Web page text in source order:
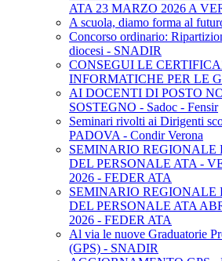
ATA 23 MARZO 2026 A
A scuola, diamo forma al
Concorso ordinario:
diocesi - SNADIR
CONSEGUI LE
INFORMATICHE PER LE
AI DOCENTI DI POSTO
SOSTEGNO - Sadoc - Fensir
Seminari rivolti ai Dirigenti
PADOVA - Condir Verona
SEMINARIO REGIONALE
DEL PERSONALE ATA -
2026 - FEDER ATA
SEMINARIO REGIONALE
DEL PERSONALE ATA
2026 - FEDER ATA
Al via le nuove Graduatorie
(GPS) - SNADIR